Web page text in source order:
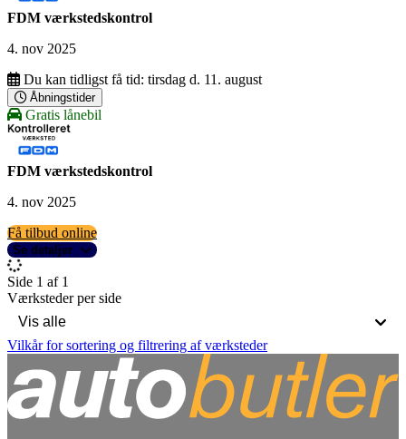
FDM værkstedskontrol
4. nov 2025
Du kan tidligst få tid: tirsdag d. 11. august
Åbningstider
Gratis lånebil
FDM værkstedskontrol
4. nov 2025
Få tilbud online
Se detaljer
Side 1 af 1
Værksteder per side
Vilkår for sortering og filtrering af værksteder